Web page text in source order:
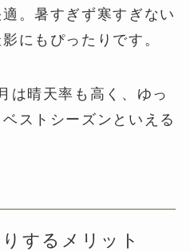
。暑すぎず寒すぎない
にもぴったりです。
は晴天率も高く、ゆっ
ストシーズンといえる
するメリット